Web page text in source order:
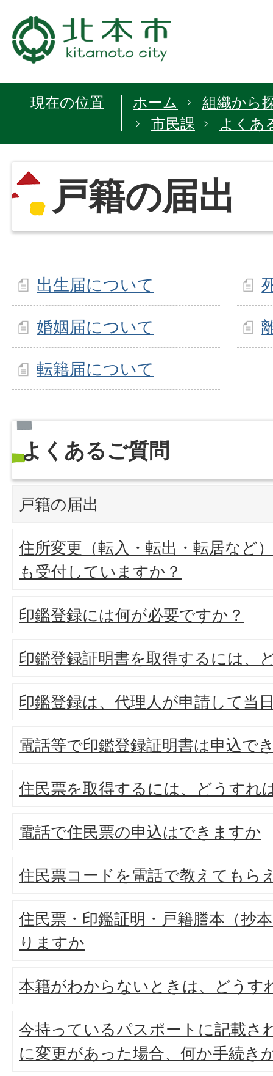
現在の位置 ホーム
組織から
市民課
よくあ
戸籍の届出
出生届について
婚姻届について
転籍届について
よくあるご質問
戸籍の届出
住所変更（転入・転出・転居など
も受付していますか？
印鑑登録には何が必要ですか？
印鑑登録証明書を取得するには、
印鑑登録は、代理人が申請して当
電話等で印鑑登録証明書は申込で
住民票を取得するには、どうすれ
電話で住民票の申込はできますか
住民票コードを電話で教えてもら
住民票・印鑑証明・戸籍謄本（抄
りますか
本籍がわからないときは、どうす
今持っているパスポートに記載さ
に変更があった場合、何か手続き